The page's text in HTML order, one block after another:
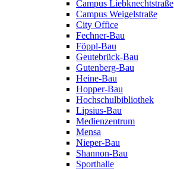
Campus Liebknechtstraße
Campus Weigelstraße
City Office
Fechner-Bau
Föppl-Bau
Geutebrück-Bau
Gutenberg-Bau
Heine-Bau
Hopper-Bau
Hochschulbibliothek
Lipsius-Bau
Medienzentrum
Mensa
Nieper-Bau
Shannon-Bau
Sporthalle